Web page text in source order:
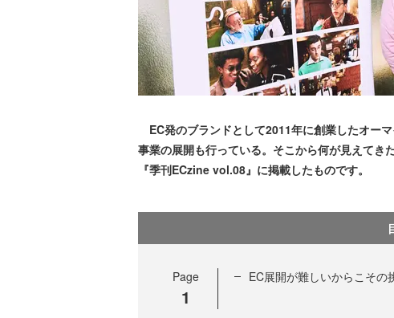
EC発のブランドとして2011年に創業したオー
事業の展開も行っている。そこから何が見えて
『季刊ECzine vol.08』に掲載したものです。
Page
1
EC展開が難しいからこそ